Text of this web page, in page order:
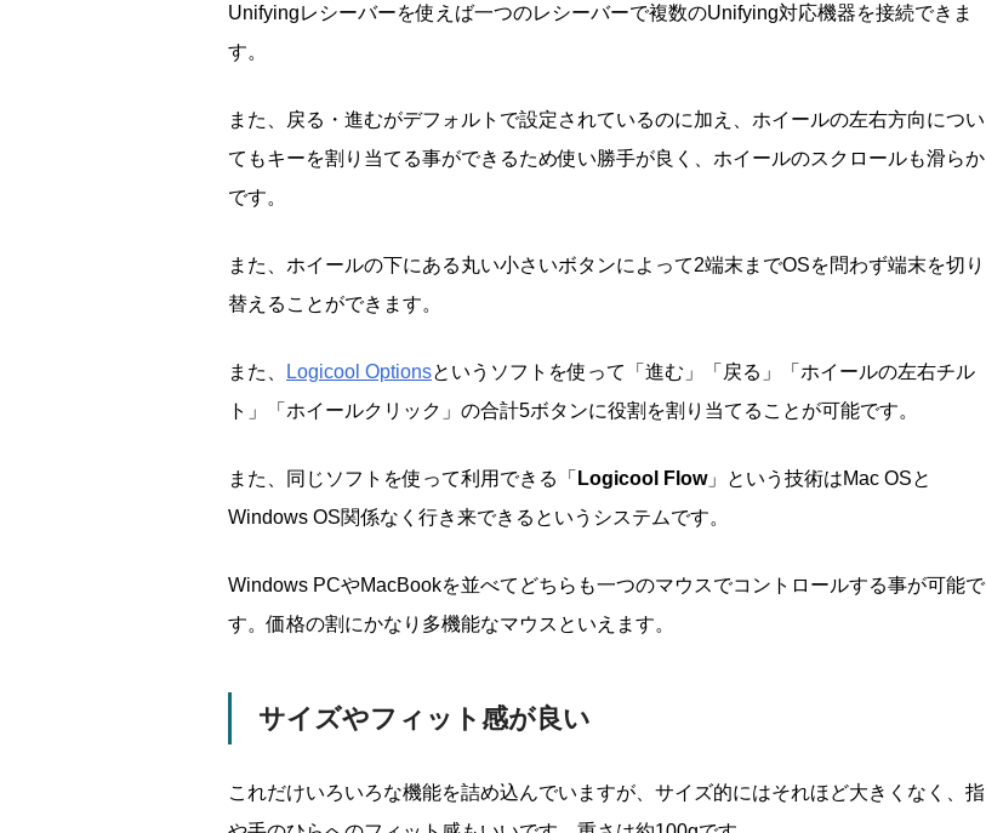
Unifyingレシーバーを使えば一つのレシーバーで複数のUnifying対応機器を接続できま
す。
また、戻る・進むがデフォルトで設定されているのに加え、ホイールの左右方向につい
てもキーを割り当てる事ができるため使い勝手が良く、ホイールのスクロールも滑らか
です。
また、ホイールの下にある丸い小さいボタンによって2端末までOSを問わず端末を切り
替えることができます。
また、 Logicool Optionsというソフトを使って「進む」「戻る」「ホイールの左右チル
ト」「ホイールクリック」の合計5ボタンに役割を割り当てることが可能です。
また、同じソフトを使って利用できる「 Logicool Flow」という技術はMac OSと
Windows OS関係なく行き来できるというシステムです。
Windows PCやMacBookを並べてどちらも一つのマウスでコントロールする事が可能で
す。価格の割にかなり多機能なマウスといえます。
サイズやフィット感が良い
これだけいろいろな機能を詰め込んでいますが、サイズ的にはそれほど大きくなく、指